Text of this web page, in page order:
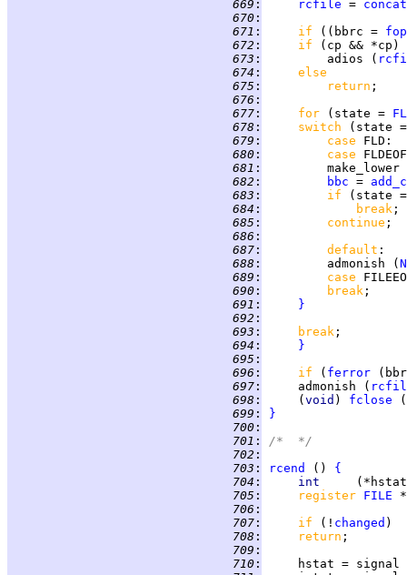
669 : rcfile = concat
670 :
671 : if ((bbrc =
672 : if
673 :
         adios (
674 :
else
675 : return
676 :
677 : for (state =
678 : switch
(state
679 : case FLD
680 : case FLDEOF
681 :
682 : bbc =
683 : if
(state
684 : break
685 : continue
686 :
687 : default
688 :
         admonish (
689 : case
690 : break
691 :
}
692 :
693 : break
694 :
}
695 :
696 : if ( ferror
697 :
     admonish (
698 :
     (
void ) fclose
699 :
}
700 :
701 :
/*  */
702 :
703 : rcend () {
704 :
int
705 : register FILE
706 :
707 : if (! changed
708 : return
709 :
710 :